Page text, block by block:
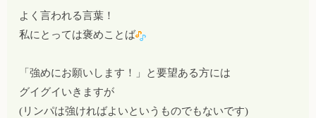
よく言われる言葉！
私にとっては褒めことば
「強めにお願いします！」と要望ある方には
グイグイいきますが
(リンパは強ければよいというものでもないです)